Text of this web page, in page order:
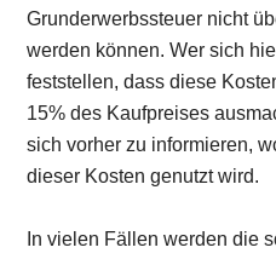
Grunderwerbssteuer nicht
werden können. Wer sich
feststellen, dass diese
15% des Kaufpreises
sich vorher zu informieren,
dieser Kosten genutzt wird.
In vielen Fällen werden die